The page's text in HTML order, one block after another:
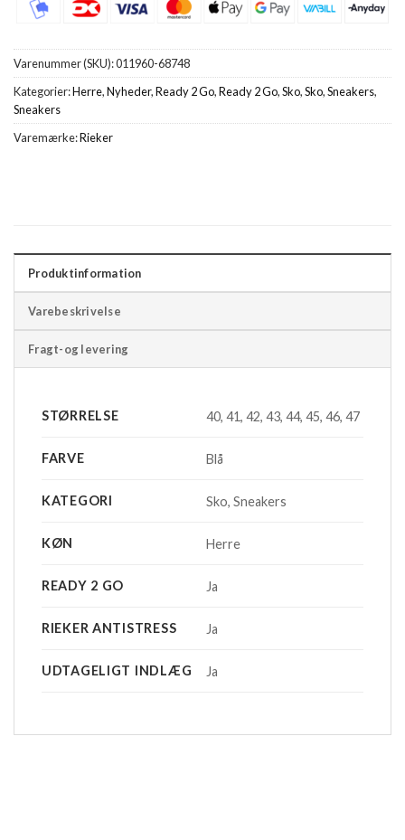
Varenummer (SKU):011960-68748
Kategorier:Herre,Nyheder,Ready 2 Go,Ready 2 Go,Sko,Sko,Sneakers,
Sneakers
Varemærke:Rieker
Produktinformation
Varebeskrivelse
Fragt-og levering
STØRRELSE 40, 41, 42, 43, 44, 45, 46, 47
FARVE Blå
KATEGORI Sko, Sneakers
KØN Herre
READY 2 GO Ja
RIEKER ANTISTRESS Ja
UDTAGELIGT INDLÆG Ja